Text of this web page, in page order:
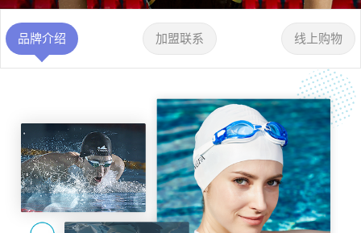
品牌介绍 加盟联系 线上购物